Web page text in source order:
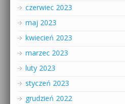
czerwiec 2023
maj 2023
kwiecień 2023
marzec 2023
luty 2023
styczeń 2023
grudzień 2022